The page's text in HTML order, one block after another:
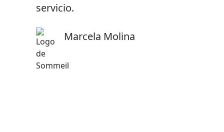
servicio.
Marcela Molina
Alejandro Cáceres